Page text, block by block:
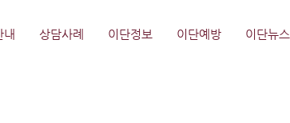
내 상담사례 이단정보 이단예방 이단뉴스